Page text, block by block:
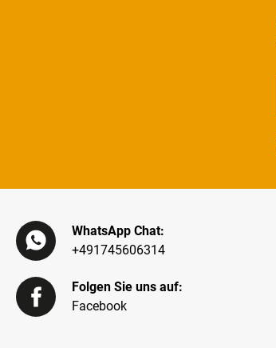
WhatsApp Chat:
+491745606314
Folgen Sie uns auf:
Facebook